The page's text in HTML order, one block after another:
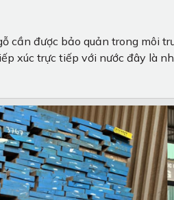
cần được bảo quản trong môi
xúc trực tiếp với nước đây là